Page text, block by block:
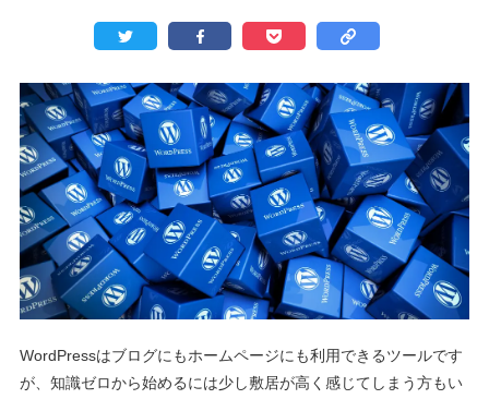
WordPressはブログにもホームページにも利用できるツールです
が、知識ゼロから始めるには少し敷居が高く感じてしまう方もい